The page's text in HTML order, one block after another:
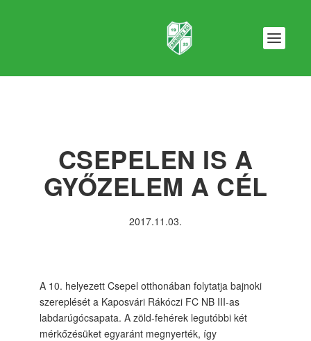
CSEPELEN IS A
GYŐZELEM A CÉL
2017.11.03.
A 10. helyezett Csepel otthonában folytatja bajnoki
szereplését a Kaposvári Rákóczi FC NB III-as
labdarúgócsapata. A zöld-fehérek legutóbbi két
mérkőzésüket egyaránt megnyerték, így